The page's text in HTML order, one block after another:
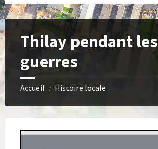
Thilay pendant les
guerres
Accueil / Histoire locale